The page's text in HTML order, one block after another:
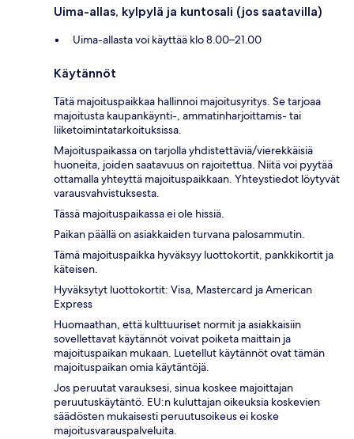
Uima-allas, kylpylä ja kuntosali (jos saatavilla)
Uima-allasta voi käyttää klo 8.00–21.00
Käytännöt
Tätä majoituspaikkaa hallinnoi majoitusyritys. Se tarjoaa
majoitusta kaupankäynti-, ammatinharjoittamis- tai
liiketoimintatarkoituksissa.
Majoituspaikassa on tarjolla yhdistettäviä/vierekkäisiä
huoneita, joiden saatavuus on rajoitettua. Niitä voi pyytää
ottamalla yhteyttä majoituspaikkaan. Yhteystiedot löytyvät
varausvahvistuksesta.
Tässä majoituspaikassa ei ole hissiä.
Paikan päällä on asiakkaiden turvana palosammutin.
Tämä majoituspaikka hyväksyy luottokortit, pankkikortit ja
käteisen.
Hyväksytyt luottokortit: Visa, Mastercard ja American
Express
Huomaathan, että kulttuuriset normit ja asiakkaisiin
sovellettavat käytännöt voivat poiketa maittain ja
majoituspaikan mukaan. Luetellut käytännöt ovat tämän
majoituspaikan omia käytäntöjä.
Jos peruutat varauksesi, sinua koskee majoittajan
peruutuskäytäntö. EU:n kuluttajan oikeuksia koskevien
säädösten mukaisesti peruutusoikeus ei koske
majoitusvarauspalveluita.